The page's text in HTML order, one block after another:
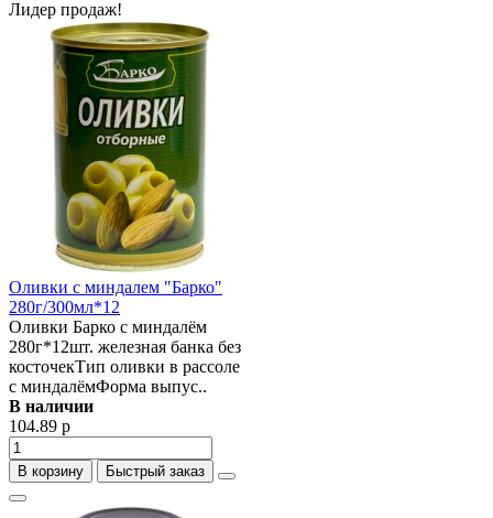
Лидер продаж!
Оливки с миндалем "Барко"
280г/300мл*12
Оливки Барко с миндалём
280г*12шт. железная банка без
косточекТип оливки в рассоле
с миндалёмФорма выпус..
В наличии
104.89 р
В корзину Быстрый заказ